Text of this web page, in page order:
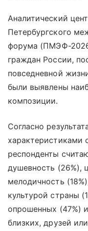
Аналитический
Петербургского
форума (ПМЭФ-
граждан России,
повседневной
были выявлены
композиции.
Согласно
характеристиками
респонденты
душевность (26%),
мелодичность
культурой страны
опрошенных (47%)
близких, друзей